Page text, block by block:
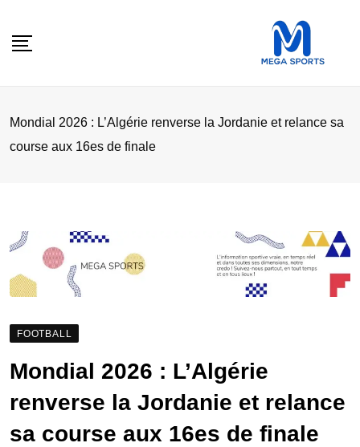
Mondial 2026 : L’Algérie renverse la Jordanie et relance sa
course aux 16es de finale
FOOTBALL
Mondial 2026 : L’Algérie
renverse la Jordanie et relance
sa course aux 16es de finale